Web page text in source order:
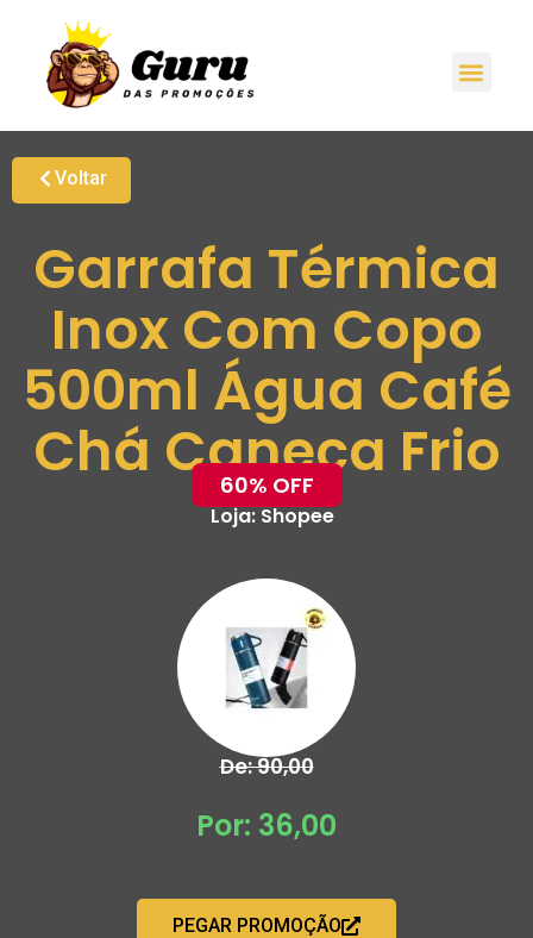
Voltar
Garrafa Térmica
Inox Com Copo
500ml Água Café
Chá Caneca Frio
60% OFF
Loja:Shopee
De: 90,00
Por: 36,00
PEGAR PROMOÇÃO